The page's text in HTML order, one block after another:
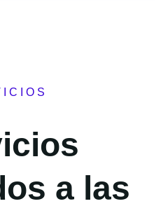
a las